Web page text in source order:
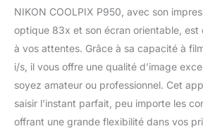
NIKON COOLPIX P950, avec son
optique 83x et son écran orientable, est
à vos attentes. Grâce à sa capacité à
i/s, il vous offre une qualité d’image
soyez amateur ou professionnel. Cet
saisir l’instant parfait, peu importe les
offrant une grande flexibilité dans vos